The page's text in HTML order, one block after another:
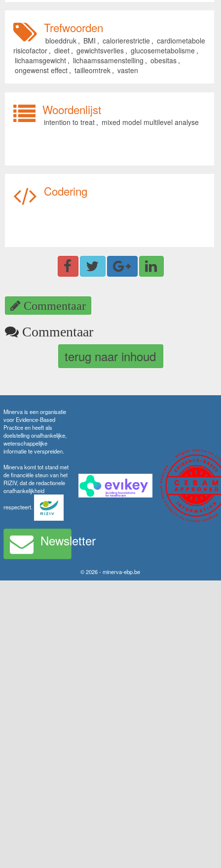
Trefwoorden
bloeddruk , BMI , calorierestrictie , cardiometabole
risicofactor , dieet , gewichtsverlies , glucosemetabolisme ,
lichaamsgewicht , lichaamssamenstelling , obesitas ,
ongewenst effect , tailleomtrek , vasten
Woordenlijst
intention to treat , mixed model multilevel analyse
Codering
Commentaar
Commentaar
terug naar inhoud
Minerva is een organisatie
voor Evidence-Based
Practice en heeft als
doelstelling onafhankelijke,
wetenschappelijke
informatie te verspreiden.
Minerva komt tot stand met
de financiële steun van het
RIZIV, dat de redactionele
onafhankelijkheid
respecteert.
Newsletter
© 2026 - minerva-ebp.be